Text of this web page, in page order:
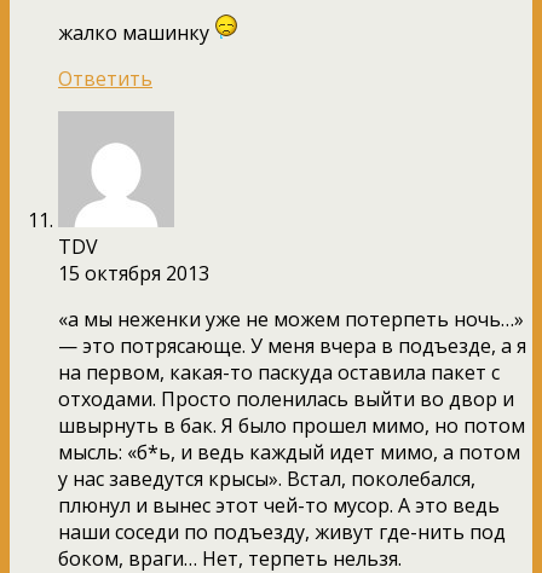
жалко машинку
Ответить
TDV
15 октября 2013
«а мы неженки уже не можем потерпеть ночь…»
— это потрясающе. У меня вчера в подъезде, а я
на первом, какая-то паскуда оставила пакет с
отходами. Просто поленилась выйти во двор и
швырнуть в бак. Я было прошел мимо, но потом
мысль: «б*ь, и ведь каждый идет мимо, а потом
у нас заведутся крысы». Встал, поколебался,
плюнул и вынес этот чей-то мусор. А это ведь
наши соседи по подъезду, живут где-нить под
боком, враги… Нет, терпеть нельзя.